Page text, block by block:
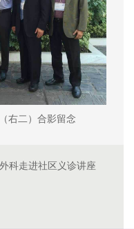
二）合影留念
科走进社区义诊讲座